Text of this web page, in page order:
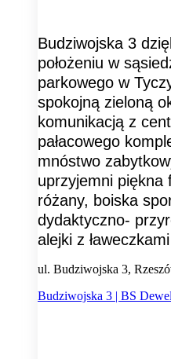
Budziwojska 3
położeniu w
parkowego w
spokojną zieloną
komunikacją z
pałacowego
mnóstwo
uprzyjemni piękna
różany, boiska
dydaktyczno-
alejki z
ul. Budziwojska 3,
Budziwojska 3 | BS